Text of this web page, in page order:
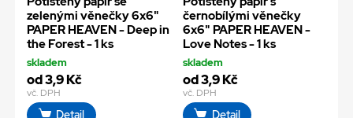
zelenými věnečky 6x6"
PAPER HEAVEN - Deep in
the Forest - 1 ks
skladem
od 3,9 Kč
vč. DPH
Detail
černobílými věnečky
6x6" PAPER HEAVEN -
Love Notes - 1 ks
skladem
od 3,9 Kč
vč. DPH
Detail